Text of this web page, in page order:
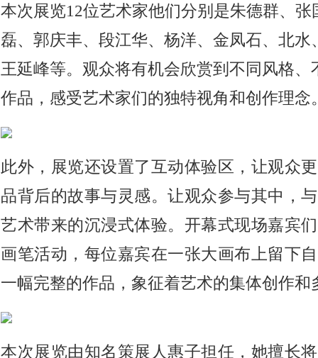
本次展览12位艺术家他们分别是朱德群、
磊、郭庆丰、段江华、杨洋、金凤石、北水
王延峰等。观众将有机会欣赏到不同风格、
作品，感受艺术家们的独特视角和创作理念
此外，展览还设置了互动体验区，让观众
品背后的故事与灵感。让观众参与其中，
艺术带来的沉浸式体验。开幕式现场嘉宾
画笔活动，每位嘉宾在一张大画布上留下
一幅完整的作品，象征着艺术的集体创作和
本次展览由知名策展人惠子担任，她擅长